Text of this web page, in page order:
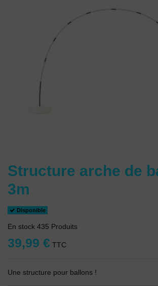
Structure arche de
3m
Disponible
En stock 435 Produits
39,99 € TTC
Une structure pour ballons !